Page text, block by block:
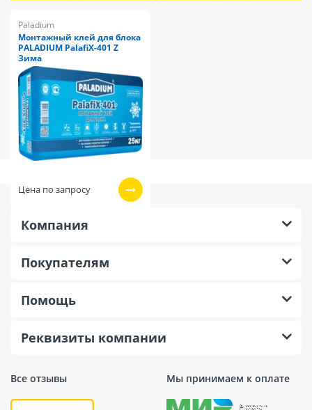
Paladium
Монтажный клей для блока
PALADIUM PalafiX-401 Z
Зима
Цена по запросу
Все отзывы Мы принимаем к оплате
Компания
Покупателям
Помощь
Реквизиты компании